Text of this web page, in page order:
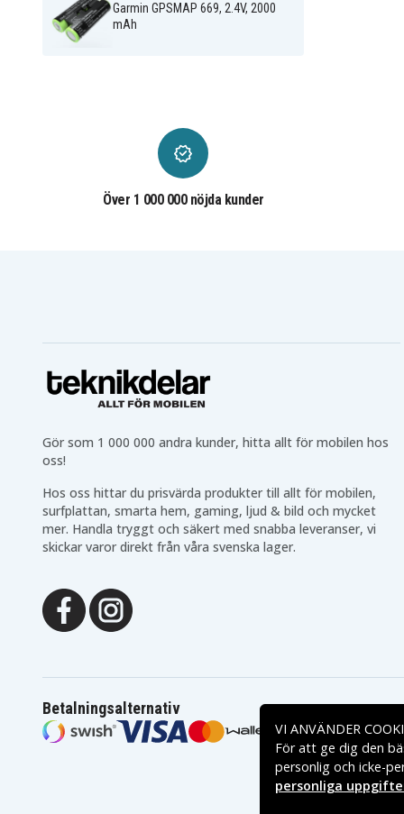
Garmin GPSMAP 669, 2.4V, 2000
mAh
Över 1 000 000 nöjda kunder
Gör som 1 000 000 andra kunder, hitta allt för mobilen hos
oss!
Hos oss hittar du prisvärda produkter till allt för mobilen,
surfplattan, smarta hem, gaming, ljud & bild och mycket
mer. Handla tryggt och säkert med snabba leveranser, vi
skickar varor direkt från våra svenska lager.
Betalningsalternativ
VI ANVÄNDER
För att ge dig den
personlig och icke-
personliga